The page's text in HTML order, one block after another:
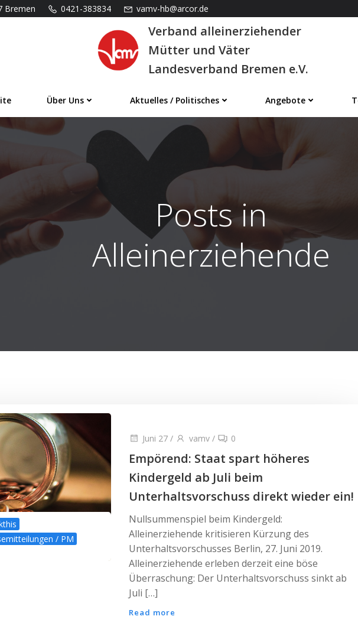
Bremen 0421-383834 vamv-hb@arcor.de
Verband alleinerziehender
Mütter und Väter
Landesverband Bremen e.V.
Über Uns Aktuelles / Politisches Angebote
Posts in
Alleinerziehende
/ PM
Juni 27 / vamv / 0
Empörend: Staat spart höheres
Kindergeld ab Juli beim
Unterhaltsvorschuss direkt wieder ein!
Nullsummenspiel beim Kindergeld:
Alleinerziehende kritisieren Kürzung des
Unterhaltsvorschusses Berlin, 27. Juni 2019.
Alleinerziehende erleben derzeit eine böse
Überraschung: Der Unterhaltsvorschuss sinkt ab
Juli […]
Read more